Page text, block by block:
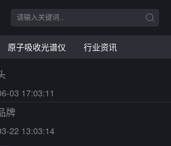
原子吸收光谱仪 行业资讯
03 17:03:11
牌
22 13:03:14